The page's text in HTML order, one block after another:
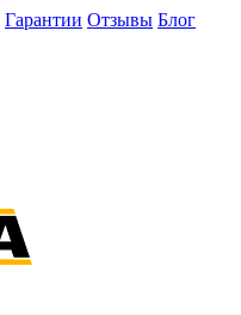
Гарантии Отзывы Блог